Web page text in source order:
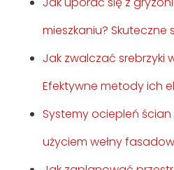
mieszkaniu?
Jak zwalczać srebrzyki
Efektywne metody ich
Systemy ociepleń
użyciem wełny